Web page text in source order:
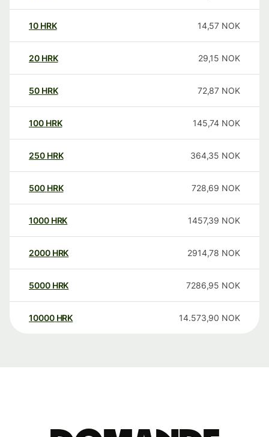
10 HRK 14,57 NOK
20 HRK 29,15 NOK
50 HRK 72,87 NOK
100 HRK 145,74 NOK
250 HRK 364,35 NOK
500 HRK 728,69 NOK
1000 HRK 1457,39 NOK
2000 HRK 2914,78 NOK
5000 HRK 7286,95 NOK
10000 HRK 14.573,90 NOK